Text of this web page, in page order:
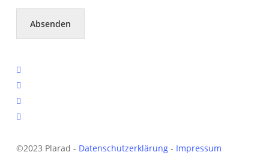
Absenden
facebook
linkedin
youtube
instagram
©2023 Plarad - Datenschutzerklärung- Impressum